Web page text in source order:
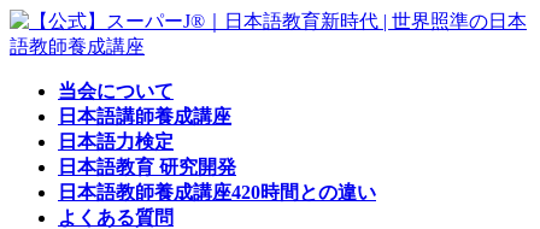
コ
ン
ナ
ビ
当会について
日本語講師養成講座
日本語力検定
日本語教育 研究開発
日本語教師養成講座420時間との違い
よくある質問